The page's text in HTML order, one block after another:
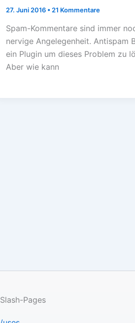
27. Juni 2016 • 21 Kommentare
Spam-Kommentare sind immer
nervige Angelegenheit. Antispam
ein Plugin um dieses Problem zu
Aber wie kann
Slash-Pages